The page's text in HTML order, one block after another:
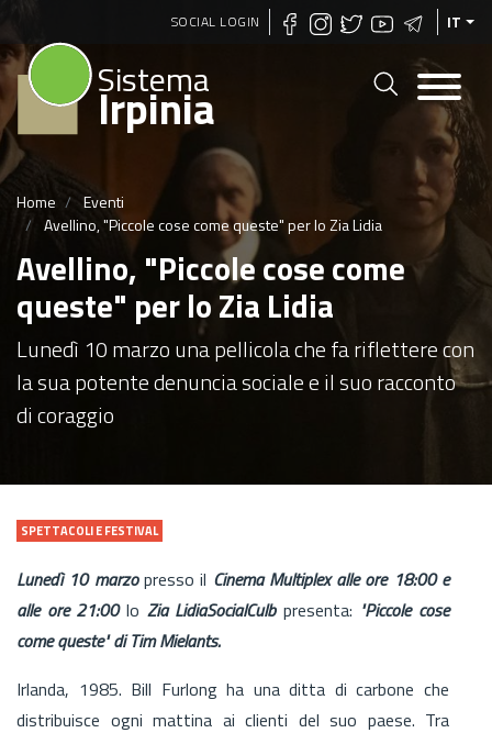
Salta
SOCIAL LOGIN IT
Sistema
Irpinia
Home
Eventi
Avellino, "Piccole cose come queste" per lo Zia Lidia
Avellino, "Piccole cose come
queste" per lo Zia Lidia
Lunedì 10 marzo una pellicola che fa riflettere con
la sua potente denuncia sociale e il suo racconto
di coraggio
SPETTACOLI E FESTIVAL
Lunedì 10 marzopresso il Cinema Multiplex alle ore 18:00 e
alle ore 21:00lo Zia LidiaSocialCulbpresenta: "Piccole cose
come queste" di Tim Mielants.
Irlanda, 1985. Bill Furlong ha una ditta di carbone che
distribuisce ogni mattina ai clienti del suo paese. Tra